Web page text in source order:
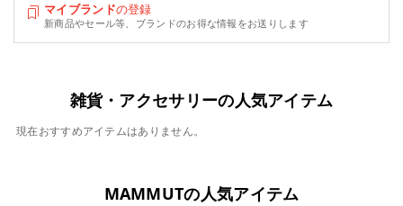
マイブランドの登録
新商品やセール等、ブランドのお得な情報をお送りします
雑貨・アクセサリーの人気アイテム
現在おすすめアイテムはありません。
MAMMUTの人気アイテム